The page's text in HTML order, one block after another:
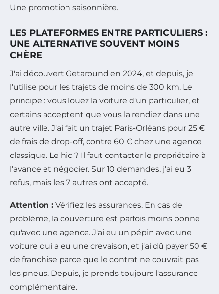
Une promotion saisonnière.
LES PLATEFORMES ENTRE PARTICULIERS :
UNE ALTERNATIVE SOUVENT MOINS
CHÈRE
J'ai découvert Getaround en 2024, et depuis, je
l'utilise pour les trajets de moins de 300 km. Le
principe : vous louez la voiture d'un particulier, et
certains acceptent que vous la rendiez dans une
autre ville. J'ai fait un trajet Paris-Orléans pour 25 €
de frais de drop-off, contre 60 € chez une agence
classique. Le hic ? Il faut contacter le propriétaire à
l'avance et négocier. Sur 10 demandes, j'ai eu 3
refus, mais les 7 autres ont accepté.
Attention : Vérifiez les assurances. En cas de
problème, la couverture est parfois moins bonne
qu'avec une agence. J'ai eu un pépin avec une
voiture qui a eu une crevaison, et j'ai dû payer 50 €
de franchise parce que le contrat ne couvrait pas
les pneus. Depuis, je prends toujours l'assurance
complémentaire.